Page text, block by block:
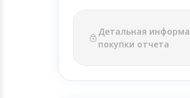
Детальная
покупки отчета